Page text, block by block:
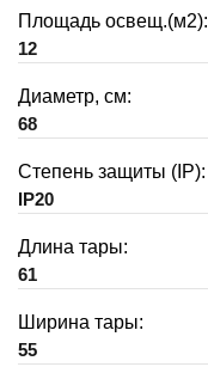
Площадь освещ.(м2):
12
Диаметр, см:
68
Степень защиты (IP):
IP20
Длина тары:
61
Ширина тары:
55